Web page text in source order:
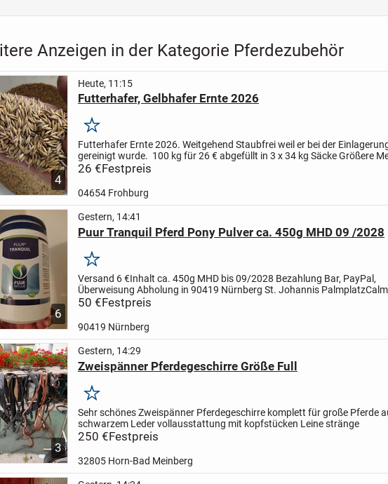
Anzeigen in der Kategorie Pferdezubehör
4
Heute, 11:15
Futterhafer, Gelbhafer Ernte 2026
Merken
Futterhafer Ernte 2026. Weitgehend Staubfrei weil er bei der
gereinigt wurde. 100 kg für 26 € abgefüllt in 3 x 34 kg Säcke Größere
im Big Bag möglich, dann auch besserer...
26 €Festpreis
04654 Frohburg
6
Gestern, 14:41
Puur Tranquil Pferd Pony Pulver ca. 450g MHD 09 /2028
Merken
Versand 6 €Inhalt ca. 450g MHD bis 09/2028 Bezahlung Bar, PayPal,
Überweisung Abholung in 90419 Nürnberg St. Johannis Palmplatz
relax chill tranquility tranquil beruhigend Beruhigung...
50 €Festpreis
90419 Nürnberg
3
Gestern, 14:29
Zweispänner Pferdegeschirre Größe Full
Merken
Sehr schönes Zweispänner Pferdegeschirre komplett für große Pferde
schwarzem Leder vollausstattung mit kopfstücken Leine stränge
250 €Festpreis
32805 Horn-Bad Meinberg